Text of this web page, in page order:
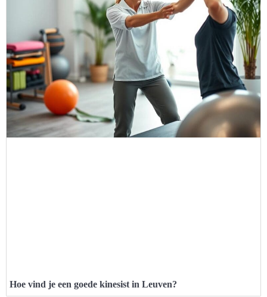
Hoe vind je een goede kinesist in Leuven?